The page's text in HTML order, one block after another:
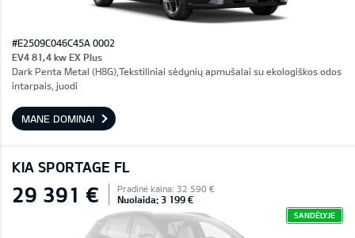
#E2509C046C45A 0002
EV4 81,4 kw EX Plus
Dark Penta Metal (H8G),Tekstiliniai sėdynių apmušalai su ekologiškos odos
intarpais, juodi
MANE DOMINA!
KIA SPORTAGE FL
29 391 € Pradinė kaina: 32 590 €
Nuolaida: 3 199 €
SANDĖLYJE